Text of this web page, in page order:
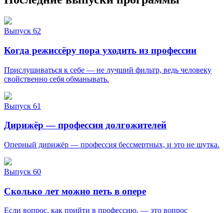
Выпуск 62
Когда режиссёру пора уходить из профессии
Прислушиваться к себе — не лучший фильтр, ведь человеку
свойственно себя обманывать.
Выпуск 61
Дирижёр — профессия долгожителей
Оперный дирижёр — профессия бессмертных, и это не шутка.
Выпуск 60
Сколько лет можно петь в опере
Если вопрос, как прийти в профессию, — это вопрос